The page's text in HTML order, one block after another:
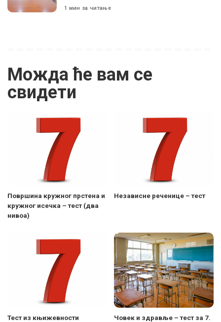
1 мин за читање
Можда ће вам се
свидети
Површина кружног прстена и
кружног исечка – тест (два
нивоа)
Независне реченице – тест
Тест из књижевности
Човек и здравље – тест за 7.